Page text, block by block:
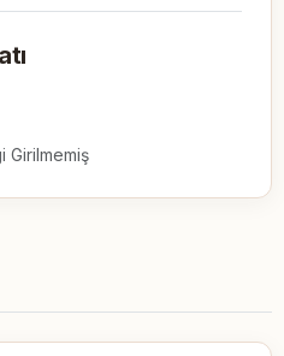
Girilmemiş